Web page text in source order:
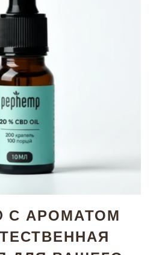
С АРОМАТОМ